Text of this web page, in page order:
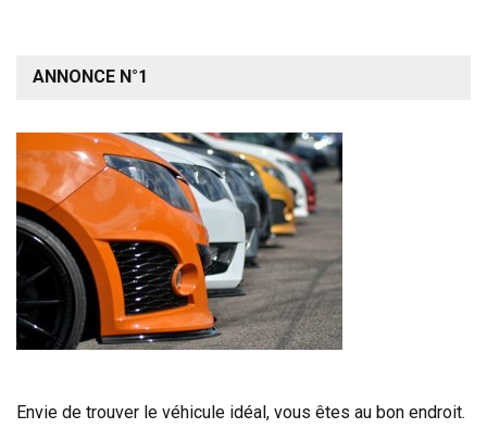
ANNONCE N°1
Envie de trouver le véhicule idéal, vous êtes au bon endroit.